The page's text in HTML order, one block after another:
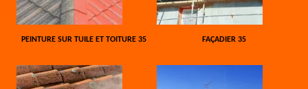
PEINTURE SUR TUILE ET TOITURE 35 FAÇADIER 35